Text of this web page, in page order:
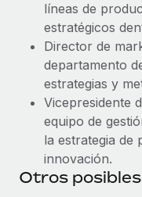
líneas de
estratégicos
Director de
departamento
estrategias y
Vicepresidente
equipo de
la estrategia de
innovación.
Otros